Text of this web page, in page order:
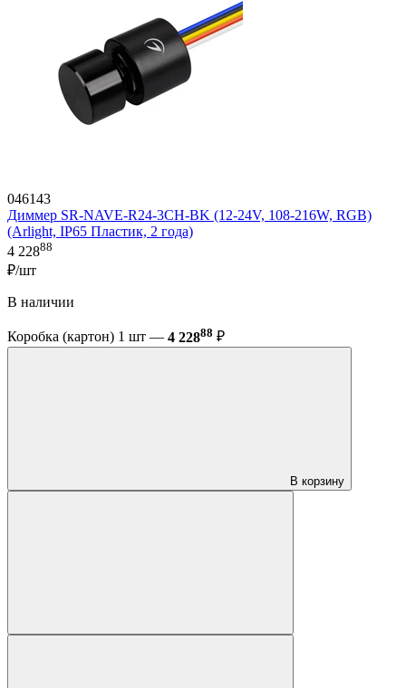
046143
Диммер SR-NAVE-R24-3CH-BK (12-24V, 108-216W, RGB)
(Arlight, IP65 Пластик, 2 года)
4 22888
₽/шт
В наличии
Коробка (картон) 1 шт — 4 22888 ₽
В корзину